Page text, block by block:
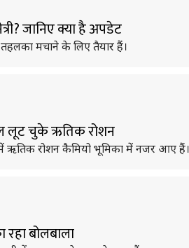
जानिए क्या है अपडेट
मचाने के लिए तैयार हैं।
लूट चुके ऋतिक रोशन
ऋतिक रोशन कैमियो भूमिका में नजर आए हैं।
रहा बोलबाला